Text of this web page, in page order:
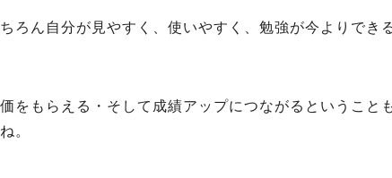
ろん自分が見やすく、使いやすく、勉強が今よりでき
をもらえる・そして成績アップにつながるということ
。